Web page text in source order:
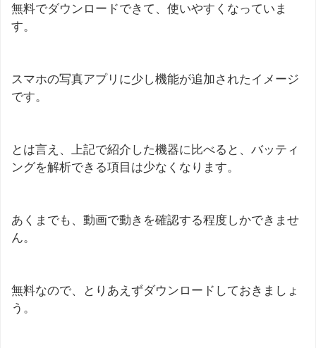
無料でダウンロードできて、使いやすくなっていま
す。
スマホの写真アプリに少し機能が追加されたイメージ
です。
とは言え、上記で紹介した機器に比べると、バッティ
ングを解析できる項目は少なくなります。
あくまでも、動画で動きを確認する程度しかできませ
ん。
無料なので、とりあえずダウンロードしておきましょ
う。